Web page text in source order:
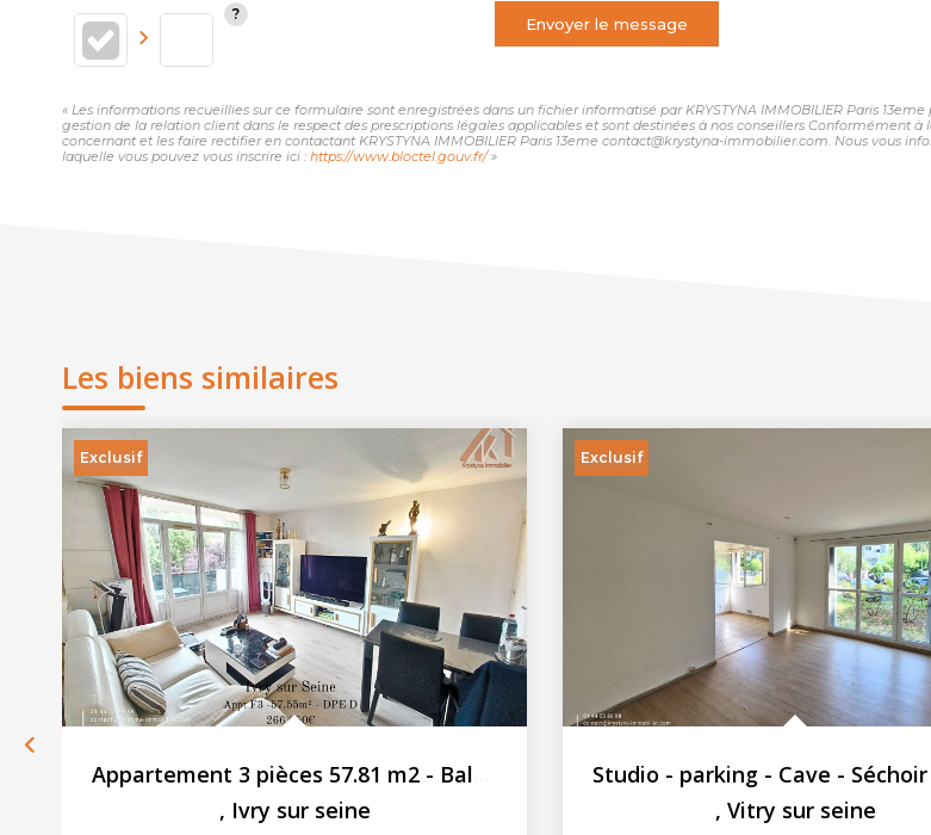
Envoyer le message
« Les informations recueillies sur ce formulaire sont enregistrées dans un fichier informatisé par KRYSTYNA IMMOBILIER Paris
gestion de la relation client dans le respect des prescriptions légales applicables et sont destinées à nos conseillers Conformément
concernant et les faire rectifier en contactant KRYSTYNA IMMOBILIER Paris 13eme contact@krystyna-immobilier.com. Nous vous
laquelle vous pouvez vous inscrire ici : https://www.bloctel.gouv.fr/»
Les biens similaires
Exclusif
, Ivry sur seine
Exclusif
, Vitry sur seine